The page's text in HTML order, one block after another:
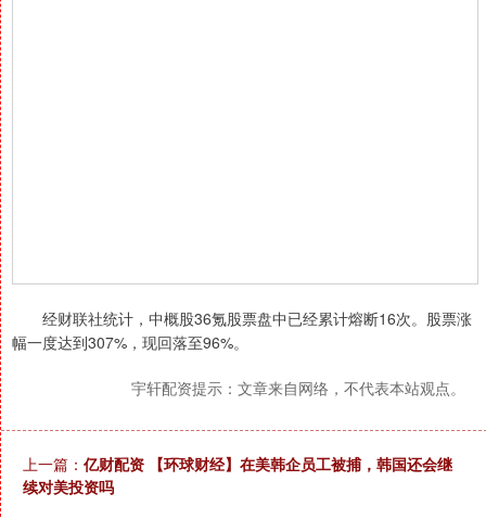
经财联社统计，中概股36氪股票盘中已经累计熔断16次。股票涨
幅一度达到307%，现回落至96%。
宇轩配资提示：文章来自网络，不代表本站观点。
上一篇： 亿财配资 【环球财经】在美韩企员工被捕，韩国还会继
续对美投资吗